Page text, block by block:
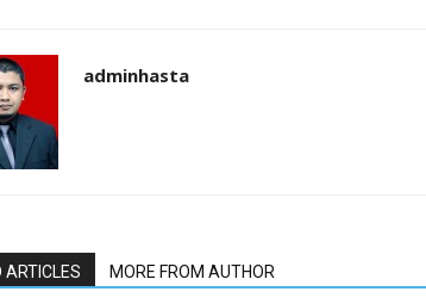
adminhasta
ARTICLES MORE FROM AUTHOR